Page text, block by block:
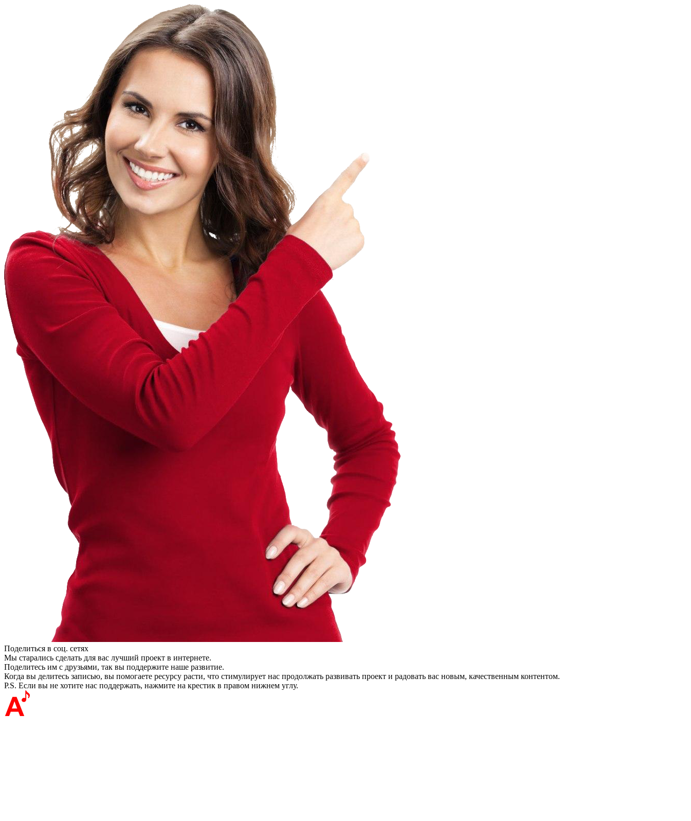
Поделиться в соц. сетях
Мы старались сделать для вас лучший проект в интернете.
Поделитесь им с друзьями, так вы поддержите наше развитие.
Когда вы делитесь записью, вы помогаете ресурсу расти, что стимулирует нас продолжать развивать проект и радовать вас новым, качественным контентом.
P.S. Если вы не хотите нас поддержать, нажмите на крестик в правом нижнем углу.